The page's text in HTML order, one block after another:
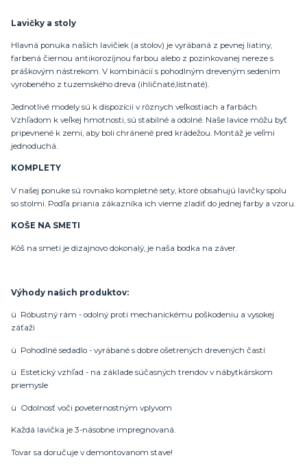
Lavičky a stoly
Hlavná ponuka naších lavičiek (a stolov) je vyrábaná z pevnej liatiny,
farbená čiernou antikorozíjnou farbou alebo z pozinkovanej nereze s
práškovým nástrekom. V kombinácií s pohodlným dreveným sedením
vyrobeného z tuzemského dreva (ihličnaté,listnaté).
Jednotlivé modely sú k dispozícii v rôznych veľkostiach a farbách.
Vzhľadom k veľkej hmotnosti, sú stabilné a odolné. Naše lavice môžu byť
pripevnené k zemi, aby boli chránené pred krádežou. Montáž je veľmi
jednoduchá.
KOMPLETY
V našej ponuke sú rovnako kompletné sety, ktoré obsahujú lavičky spolu
so stolmi. Podľa priania zákazníka ich vieme zladiť do jednej farby a vzoru.
KOŠE NA SMETI
Kôš na smeti je dizajnovo dokonalý, je naša bodka na záver.
Výhody našich produktov:
ü Róbustný rám - odolný proti mechanickému poškodeniu a vysokej
záťaži
ü Pohodlné sedadlo - vyrábané s dobre ošetrených drevených častí
ü Estetický vzhľad - na základe súčasných trendov v nábytkárskom
priemysle
ü Odolnosť voči poveternostným vplyvom
Každá lavička je 3-násobne impregnovaná.
Tovar sa doručuje v demontovanom stave!